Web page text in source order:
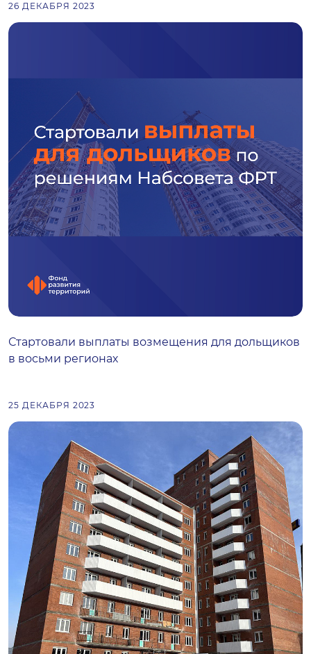
26 ДЕКАБРЯ 2023
Стартовали выплаты возмещения для дольщиков
в восьми регионах
25 ДЕКАБРЯ 2023